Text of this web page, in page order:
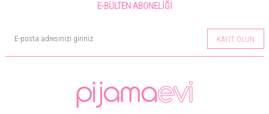
E-BÜLTEN ABONELIĞI
KAYIT OLUN